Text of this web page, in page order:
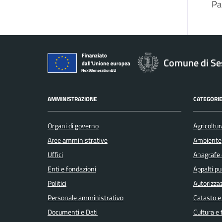
Comune di
AMMINISTRAZIONE
Organi di governo
Aree amministrative
Uffici
Enti e fondazioni
Politici
Personale amministrativo
Documenti e Dati
Ambiente
Appalti
Catasto
Cultura e